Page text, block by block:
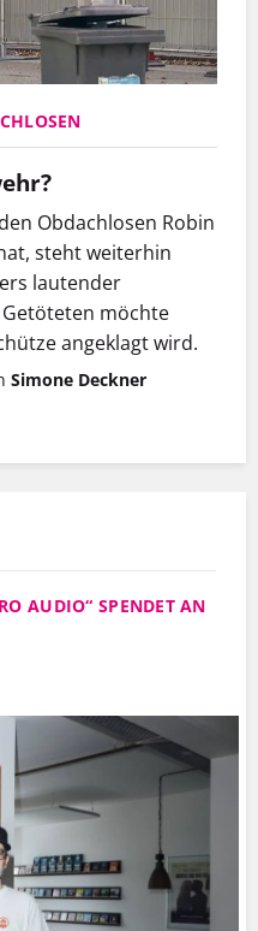
Obdachlosen Robin
steht weiterhin
lautender
möchte
angeklagt wird.
Simone Deckner
AUDIO“ SPENDET AN